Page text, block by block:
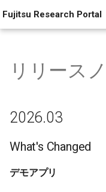
Fujitsu Research Portal
期
化
2026.03
What's Changed
デモアプリ
データ生成ツール
コンセプト＆ナビゲ
アプリ紹介
アプリ操作マニュアル
データ作成マニュアル
リリース
2026.03
What's Changed
デモアプリ